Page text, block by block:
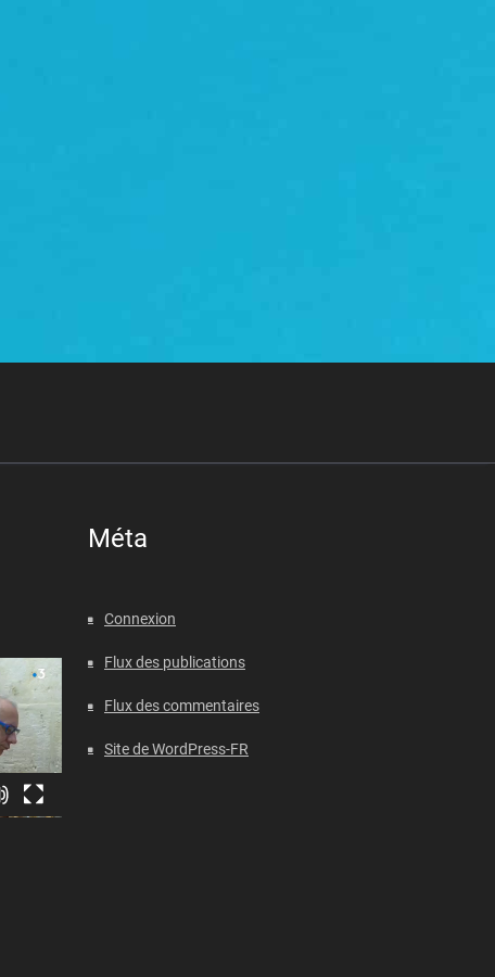
Méta
Connexion
Flux des publications
Flux des commentaires
Site de WordPress-FR